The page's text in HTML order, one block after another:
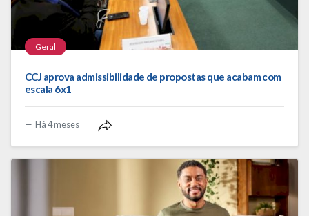
Geral
CCJ aprova admissibilidade de propostas que acabam com
escala 6x1
Há 4 meses